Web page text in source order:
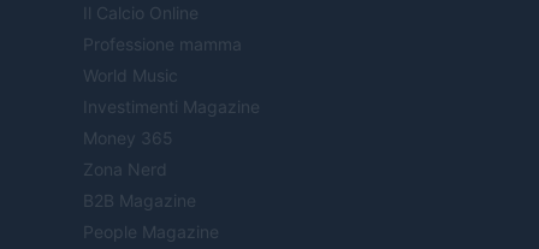
Il Calcio Online
Professione mamma
World Music
Investimenti Magazine
Money 365
Zona Nerd
B2B Magazine
People Magazine